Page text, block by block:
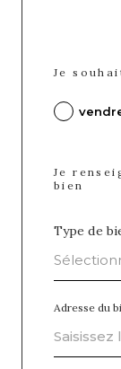
Je
Je
bien
Type de
Adresse du